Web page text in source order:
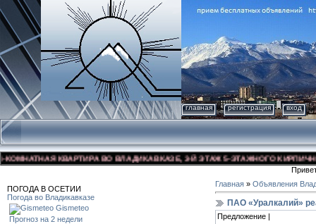
главная регистрация вход
КВАРТИРА ВО ВЛАДИКАВКАЗЕ, 3-Й ЭТАЖ 5-ЭТАЖНОГО
ПОГОДА В ОСЕТИИ
Погода во Владикавказе
Gismeteo
Прогноз на 2 недели
Главная » Объявления
ПАО «Уралкалий»
Предложение |